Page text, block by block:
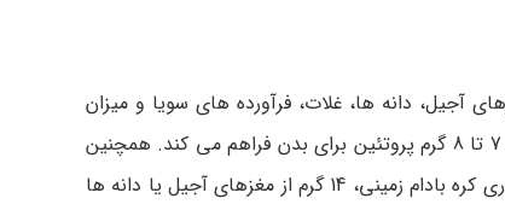
آجیل، دانه ها، غلات، فرآورده های سویا و میزان
کمی در سبزیجات و میوه ها وجود دارد. مصرف 28 گرم از موادغذایی گروه پروتئینی در حدود 7 تا 8 گرم پروتئین برای بدن فراهم می کند. همچنین
یک وعده مصرفی شامل 28 گرم از گوشت، ماهی و مرغ، یک عدد تخم مرغ، یک قاشق غذاخوری کره بادام زمینی، 14 گرم از مغزهای آجیل یا دانه ها